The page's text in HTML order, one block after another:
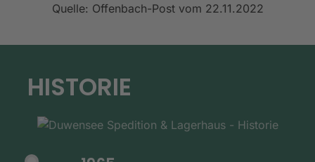
Quelle: Offenbach-Post vom 22.11.2022
HISTORIE